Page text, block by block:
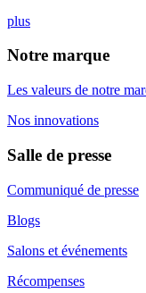
plus
Notre marque
Les valeurs de notre
Nos innovations
Salle de presse
Communiqué de presse
Blogs
Salons et événements
Récompenses